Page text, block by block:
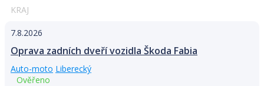
KRAJ
7.8.2026
Oprava zadních dveří vozidla Škoda Fabia
Auto-moto Liberecký
Ověřeno